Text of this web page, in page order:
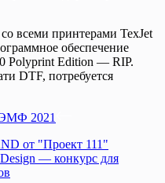
всеми принтерами TexJet
обеспечение
Polyprint Edition — RIP.
DTF, потребуется
от "Проект 111"
— конкурс для